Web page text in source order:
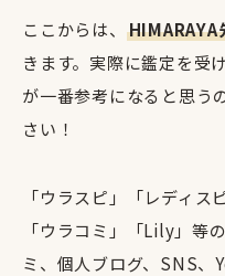
ここからは、 HIMARAYA
きます。実際に鑑定を受
が一番参考になると思う
さい！
「ウラスピ」「レディス
「ウラコミ」「Lily」等
ミ、個人ブログ、SNS、